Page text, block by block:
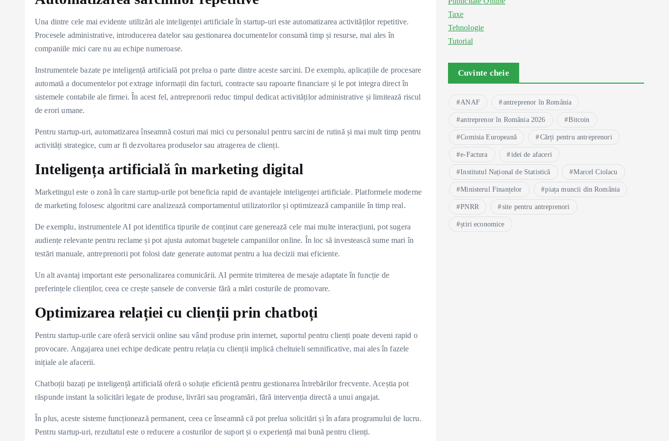
Una dintre cele mai evidente utilizări ale inteligenței artificiale în startup-uri este automatizarea activităților repetitive.
Procesele administrative, introducerea datelor sau gestionarea documentelor consumă timp și resurse, mai ales în
companiile mici care nu au echipe numeroase.
Instrumentele bazate pe inteligență artificială pot prelua o parte dintre aceste sarcini. De exemplu, aplicațiile de procesare
automată a documentelor pot extrage informații din facturi, contracte sau rapoarte financiare și le pot integra direct în
sistemele contabile ale firmei. În acest fel, antreprenorii reduc timpul dedicat activităților administrative și limitează riscul
de erori umane.
Pentru startup-uri, automatizarea înseamnă costuri mai mici cu personalul pentru sarcini de rutină și mai mult timp pentru
activități strategice, cum ar fi dezvoltarea produselor sau atragerea de clienți.
Inteligența artificială în marketing digital
Marketingul este o zonă în care startup-urile pot beneficia rapid de avantajele inteligenței artificiale. Platformele moderne
de marketing folosesc algoritmi care analizează comportamentul utilizatorilor și optimizează campaniile în timp real.
De exemplu, instrumentele AI pot identifica tipurile de conținut care generează cele mai multe interacțiuni, pot sugera
audiențe relevante pentru reclame și pot ajusta automat bugetele campaniilor online. În loc să investească sume mari în
testări manuale, antreprenorii pot folosi date generate automat pentru a lua decizii mai eficiente.
Un alt avantaj important este personalizarea comunicării. AI permite trimiterea de mesaje adaptate în funcție de
preferințele clienților, ceea ce crește șansele de conversie fără a mări costurile de promovare.
Optimizarea relației cu clienții prin chatboți
Pentru startup-urile care oferă servicii online sau vând produse prin internet, suportul pentru clienți poate deveni rapid o
provocare. Angajarea unei echipe dedicate pentru relația cu clienții implică cheltuieli semnificative, mai ales în fazele
inițiale ale afacerii.
Chatboții bazați pe inteligență artificială oferă o soluție eficientă pentru gestionarea întrebărilor frecvente. Aceștia pot
răspunde instant la solicitări legate de produse, livrări sau programări, fără intervenția directă a unui angajat.
În plus, aceste sisteme funcționează permanent, ceea ce înseamnă că pot prelua solicitări și în afara programului de lucru.
Pentru startup-uri, rezultatul este o reducere a costurilor de suport și o experiență mai bună pentru clienți.
Taxe
Tehnologie
Tutorial
Cuvinte cheie
ANAF antreprenor în România
antreprenor în România 2026 Bitcoin
Comisia Europeană Cărți pentru antreprenori
e-Factura idei de afaceri
Institutul Național de Statistică Marcel Ciolacu
Ministerul Finanțelor piața muncii din România
PNRR site pentru antreprenori
știri economice